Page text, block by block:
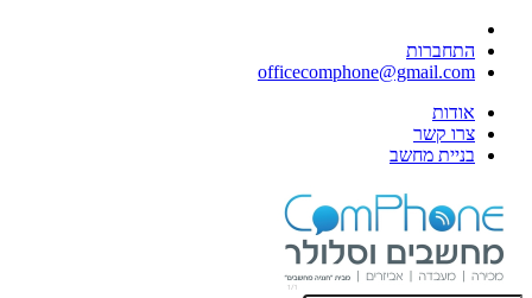
התחברות
officecomphone@gmail.com
אודות
צרו קשר
בניית מחשב